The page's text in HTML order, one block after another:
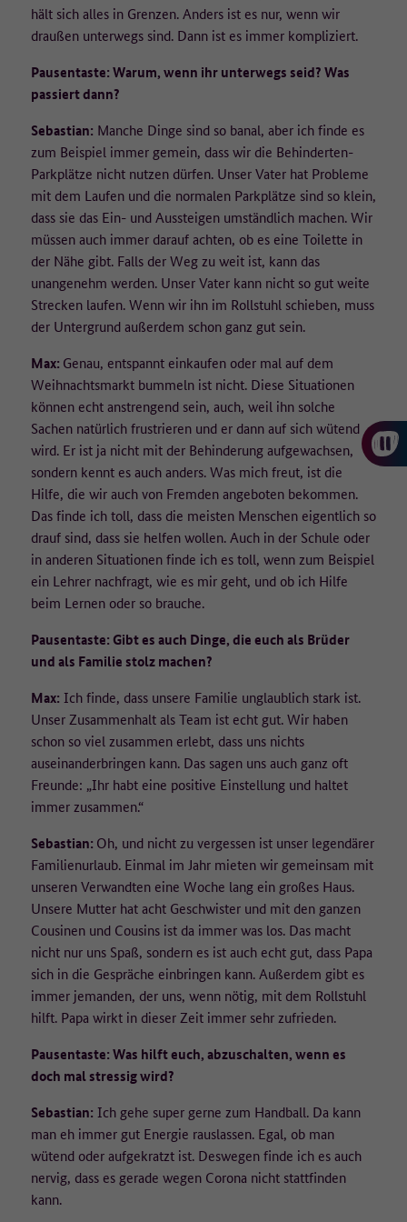
hält sich alles in Grenzen. Anders ist es nur, wenn wir
draußen unterwegs sind. Dann ist es immer kompliziert.
Pausentaste: Warum, wenn ihr unterwegs seid? Was
passiert dann?
Sebastian: Manche Dinge sind so banal, aber ich finde es
zum Beispiel immer gemein, dass wir die Behinderten-
Parkplätze nicht nutzen dürfen. Unser Vater hat Probleme
mit dem Laufen und die normalen Parkplätze sind so klein,
dass sie das Ein- und Aussteigen umständlich machen. Wir
müssen auch immer darauf achten, ob es eine Toilette in
der Nähe gibt. Falls der Weg zu weit ist, kann das
unangenehm werden. Unser Vater kann nicht so gut weite
Strecken laufen. Wenn wir ihn im Rollstuhl schieben, muss
der Untergrund außerdem schon ganz gut sein.
Max: Genau, entspannt einkaufen oder mal auf dem
Weihnachtsmarkt bummeln ist nicht. Diese Situationen
können echt anstrengend sein, auch, weil ihn solche
Sachen natürlich frustrieren und er dann auf sich wütend
wird. Er ist ja nicht mit der Behinderung aufgewachsen,
sondern kennt es auch anders. Was mich freut, ist die
Hilfe, die wir auch von Fremden angeboten bekommen.
Das finde ich toll, dass die meisten Menschen eigentlich so
drauf sind, dass sie helfen wollen. Auch in der Schule oder
in anderen Situationen finde ich es toll, wenn zum Beispiel
ein Lehrer nachfragt, wie es mir geht, und ob ich Hilfe
beim Lernen oder so brauche.
Pausentaste: Gibt es auch Dinge, die euch als Brüder
und als Familie stolz machen?
Max: Ich finde, dass unsere Familie unglaublich stark ist.
Unser Zusammenhalt als Team ist echt gut. Wir haben
schon so viel zusammen erlebt, dass uns nichts
auseinanderbringen kann. Das sagen uns auch ganz oft
Freunde: „Ihr habt eine positive Einstellung und haltet
immer zusammen.“
Sebastian: Oh, und nicht zu vergessen ist unser legendärer
Familienurlaub. Einmal im Jahr mieten wir gemeinsam mit
unseren Verwandten eine Woche lang ein großes Haus.
Unsere Mutter hat acht Geschwister und mit den ganzen
Cousinen und Cousins ist da immer was los. Das macht
nicht nur uns Spaß, sondern es ist auch echt gut, dass Papa
sich in die Gespräche einbringen kann. Außerdem gibt es
immer jemanden, der uns, wenn nötig, mit dem Rollstuhl
hilft. Papa wirkt in dieser Zeit immer sehr zufrieden.
Pausentaste: Was hilft euch, abzuschalten, wenn es
doch mal stressig wird?
Sebastian: Ich gehe super gerne zum Handball. Da kann
man eh immer gut Energie rauslassen. Egal, ob man
wütend oder aufgekratzt ist. Deswegen finde ich es auch
nervig, dass es gerade wegen Corona nicht stattfinden
kann.
Zweck
Dieser Wert speichert Ihre Consent-
generierte ID, für die historische Speicherung
Webseiten-Betreiber dies eingestellt hat.
• Betriebssystem-Version,
• Browser/Browser-Engines und Browser-Plugins,
• die Website, von der auf die aufgerufene Seite gelangt wurde
(Referrer-Site),
• heruntergeladene PDFs,
• eingegebene Suchbegriffe.
Die IP-Adresse wird nicht vollständig gespeichert, die letzten
beiden Oktette werden zum frühestmöglichen Zeitpunkt
weggelassen/verfremdet (Beispiel: 183.172.xxx.xxx).
Es werden keine Cookies auf dem Endgerät gespeichert. Wird eine
Einwilligung für die Datenerfassung nicht erteilt, erfolgt ein Opt-
Out-Cookie auf dem Endgerät, welcher dafür sorgt, dass keine
Daten erfasst werden.
Wie lange werden die Daten gespeichert?
Die pseudonymisierte IP-Adresse wird für 90 Tage gespeichert und
danach gelöscht.
Auf welcher Rechtsgrundlage werden die Daten erfasst?
Rechtsgrundlage für die Erfassung der Daten ist die Einwilligung der
Nutzenden nach Art. 6 Abs. 1 Buchstabe a der Datenschutz-
Grundverordnung (DSGVO). Die Einwilligung kann auf der
Datenschutzseite jederzeit widerrufen werden. Die Rechtmäßigkeit
der bis zum Widerruf erfolgten Datenverarbeitung bleibt davon
unberührt.
Matomo wird lokal auf den Servern des technischen Dienstleisters,
Weitere Informationen:
Weitere Informationen zur Verarbeitung personenbezogener Daten
finden Sie unter Datenschutz.